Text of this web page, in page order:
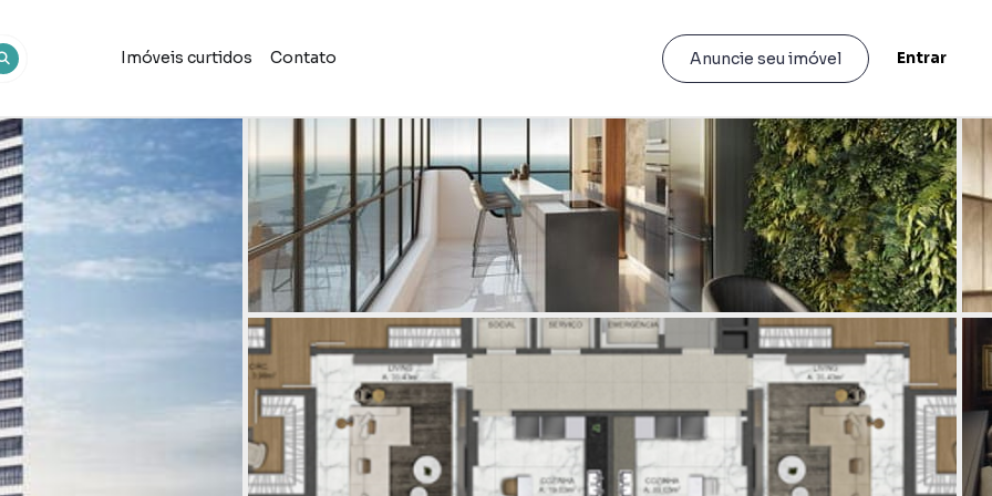
Imóveis curtidos Contato Anuncie seu imóvel Entrar